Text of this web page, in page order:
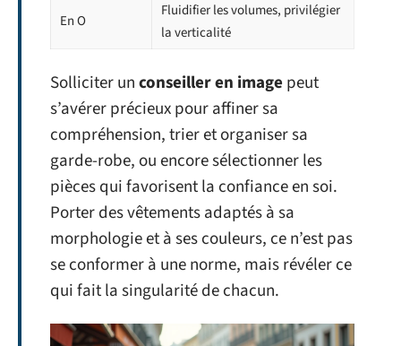
En O
Fluidifier les volumes, privilégier
la verticalité
Solliciter unconseiller en image peut
s’avérer précieux pour affiner sa
compréhension, trier et organiser sa
garde-robe, ou encore sélectionner les
pièces qui favorisent la confiance en soi.
Porter des vêtements adaptés à sa
morphologie et à ses couleurs, ce n’est pas
se conformer à une norme, mais révéler ce
qui fait la singularité de chacun.